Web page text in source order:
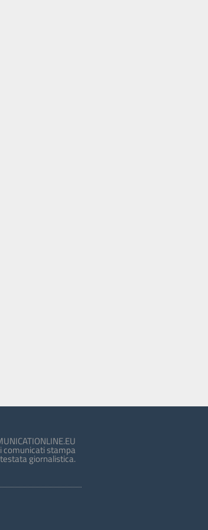
comunicati stampa
giornalistica.